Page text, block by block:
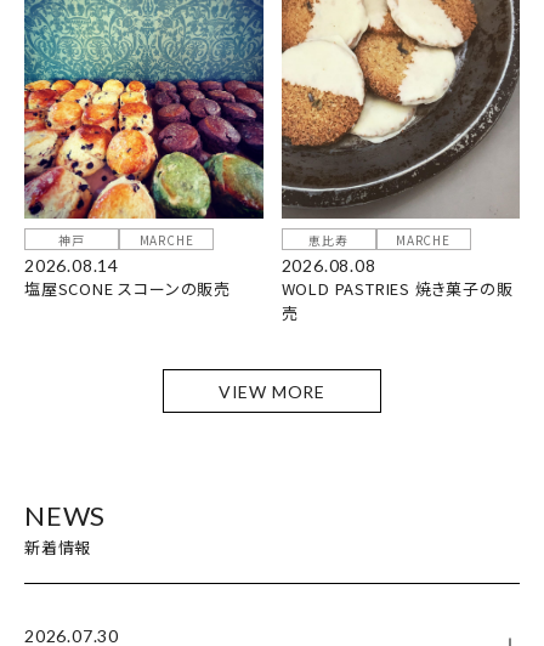
神戸 MARCHE
2026.08.14
塩屋SCONE スコーンの販売
恵比寿 MARCHE
2026.08.08
WOLD PASTRIES 焼き菓子の販
売
VIEW MORE
NEWS
新着情報
2026.07.30